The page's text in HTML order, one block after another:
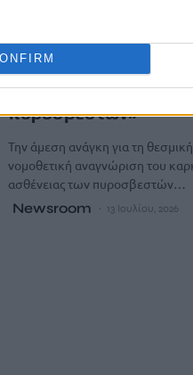
Φραγκίσκος
αναγνωριστεί τώρα ο
επαγγελματική
πυροσβεστών»
Την άμεση ανάγκη για τη
νομοθετική αναγνώριση του
ασθένειας των πυροσβεστών…
Newsroom 13 Ιουλίου, 2026